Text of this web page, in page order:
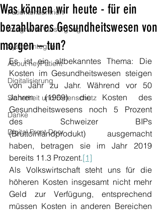
Patientenzentriert
Integrierte Versorgung
Systemintegriert
About heyPatient
Digitalisierung
Sicherheit und Datenschutz
Danke
Digital Front Door
Was können wir heute - für ein
bezahlbares Gesundheitswesen von
morgen – tun?
Es ist ein altbekanntes Thema: Die
Kosten im Gesundheitswesen steigen
von Jahr zu Jahr. Während vor 50
Jahren (1969) die Kosten des
Gesundheitswesens noch 5 Prozent
des Schweizer BIPs
(Bruttoinlandprodukt) ausgemacht
haben, betragen sie im Jahr 2019
bereits 11.3 Prozent.[1]
Als Volkswirtschaft steht uns für die
höheren Kosten insgesamt nicht mehr
Geld zur Verfügung, entsprechend
müssen Kosten in anderen Bereichen